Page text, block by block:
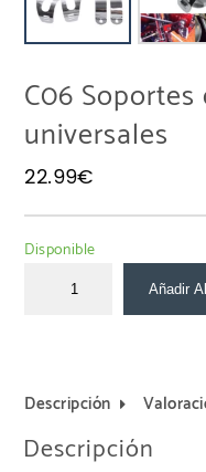
C06
universales
22.99€
Disponible
Añadir
Descripción
Descripción